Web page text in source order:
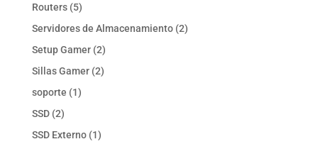
Routers 55
productos
Servidores de Almacenamiento 22
Setup Gamer 22
productos
Sillas Gamer 22
soporte 11
SSD 22
productos
SSD Externo 11